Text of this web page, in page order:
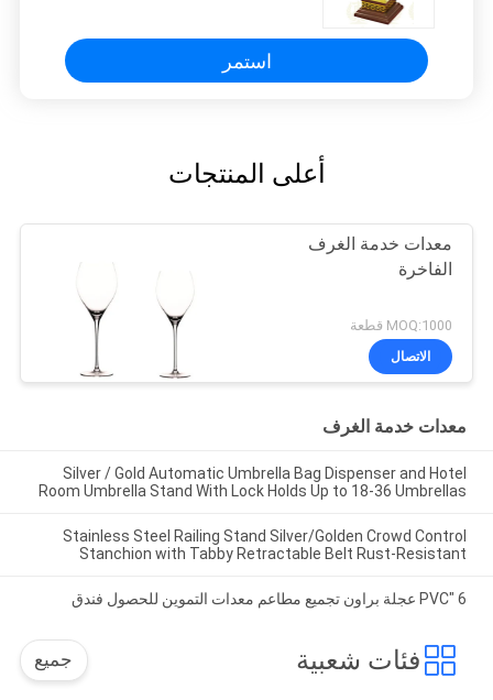
استمر
أعلى المنتجات
معدات خدمة الغرف
الفاخرة
MOQ:1000 قطعة
الاتصال
معدات خدمة الغرف
Silver / Gold Automatic Umbrella Bag Dispenser and Hotel
Room Umbrella Stand With Lock Holds Up to 18-36 Umbrellas
Stainless Steel Railing Stand Silver/Golden Crowd Control
Stanchion with Tabby Retractable Belt Rust-Resistant
6 "PVC عجلة براون تجميع مطاعم معدات التموين للحصول فندق
فئات شعبية جميع